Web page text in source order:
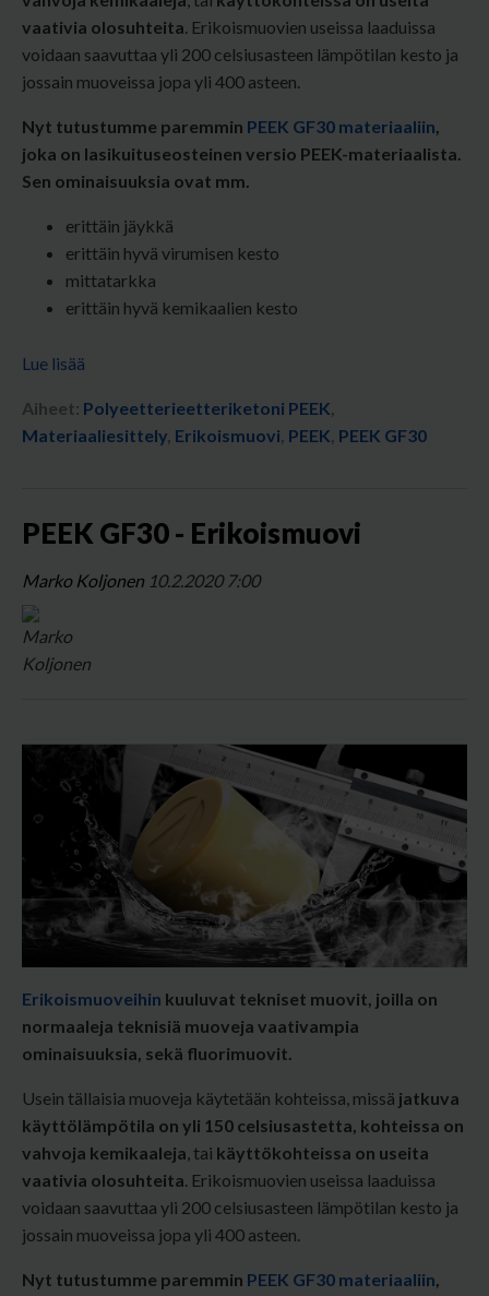
vaativia olosuhteita. Erikoismuovien useissa laaduissa
voidaan saavuttaa yli 200 celsiusasteen lämpötilan kesto ja
jossain muoveissa jopa yli 400 asteen.
Nyt tutustumme paremmin PEEK GF30 materiaaliin,
joka on lasikuituseosteinen versio PEEK-materiaalista.
Sen ominaisuuksia ovat mm.
erittäin jäykkä
erittäin hyvä virumisen kesto
mittatarkka
erittäin hyvä kemikaalien kesto
Lue lisää
Aiheet: Polyeetterieetteriketoni PEEK,
Materiaaliesittely, Erikoismuovi, PEEK, PEEK GF30
PEEK GF30 - Erikoismuovi
Marko Koljonen 10.2.2020 7:00
Erikoismuoveihin kuuluvat tekniset muovit, joilla on
normaaleja teknisiä muoveja vaativampia
ominaisuuksia, sekä fluorimuovit.
Usein tällaisia muoveja käytetään kohteissa, missä jatkuva
käyttölämpötila on yli 150 celsiusastetta, kohteissa on
vahvoja kemikaaleja, tai käyttökohteissa on useita
vaativia olosuhteita. Erikoismuovien useissa laaduissa
voidaan saavuttaa yli 200 celsiusasteen lämpötilan kesto ja
jossain muoveissa jopa yli 400 asteen.
Nyt tutustumme paremmin PEEK GF30 materiaaliin,